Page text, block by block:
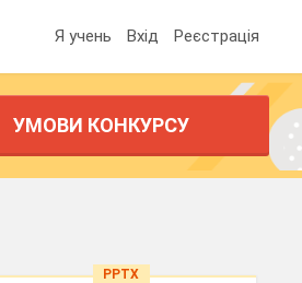
Я учень Вхід Реєстрація
УМОВИ КОНКУРСУ
PPTX